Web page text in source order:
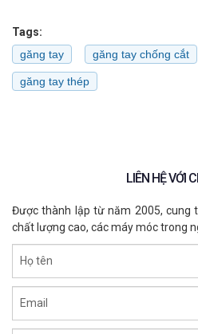
Tags:
găng tay
găng tay chống cắt
găng tay thép
LIÊN HỆ VỚI
Được thành lập từ năm 2005, cung
chất lượng cao, các máy móc trong
Họ tên
Email